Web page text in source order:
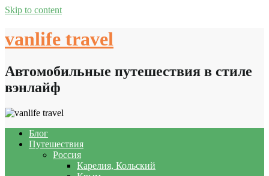
Skip to content
vanlife travel
Автомобильные путешествия в стиле
вэнлайф
Блог
Путешествия
Россия
Карелия, Кольский